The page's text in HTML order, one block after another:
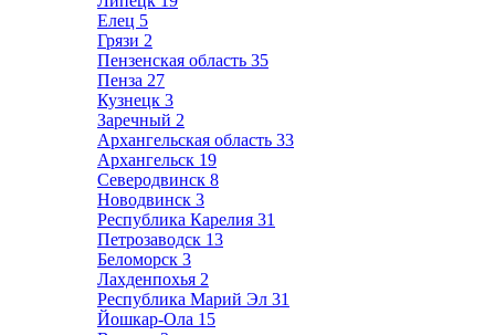
Елец 5
Грязи 2
Пензенская область 35
Пенза 27
Кузнецк 3
Заречный 2
Архангельская область 33
Архангельск 19
Северодвинск 8
Новодвинск 3
Республика Карелия 31
Петрозаводск 13
Беломорск 3
Лахденпохья 2
Республика Марий Эл 31
Йошкар-Ола 15